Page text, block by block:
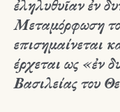
ἐληλυθυῖαν ἐν
Μεταμόρφωση
επισημαίνεται
έρχεται ως «ἐν
Βασιλείας του